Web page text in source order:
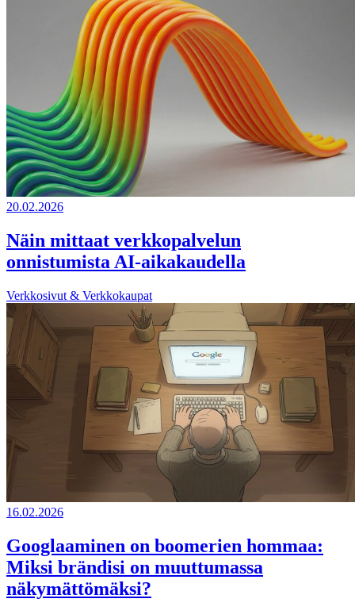
20.02.2026
Näin mittaat verkkopalvelun
onnistumista AI-aikakaudella
Verkkosivut & Verkkokaupat
16.02.2026
Googlaaminen on boomerien hommaa:
Miksi brändisi on muuttumassa
näkymättömäksi?